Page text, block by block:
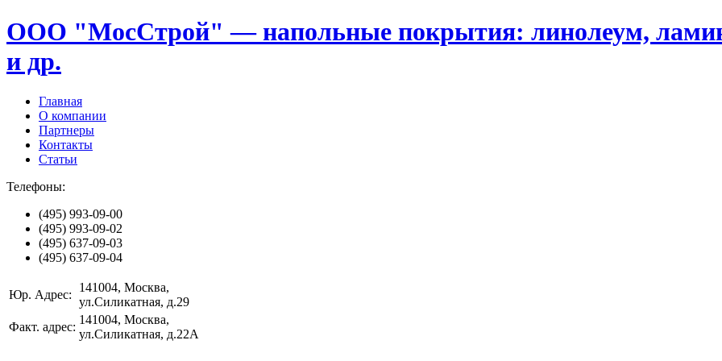
ООО "МосСтрой" — напольные покрытия: линолеум,
и др.
Главная
О компании
Партнеры
Контакты
Статьи
Телефоны:
(495) 993-09-00
(495) 993-09-02
(495) 637-09-03
(495) 637-09-04
Юр. Адрес:
141004, Москва,
ул.Силикатная, д.29
Факт. адрес:
141004, Москва,
ул.Силикатная, д.22А